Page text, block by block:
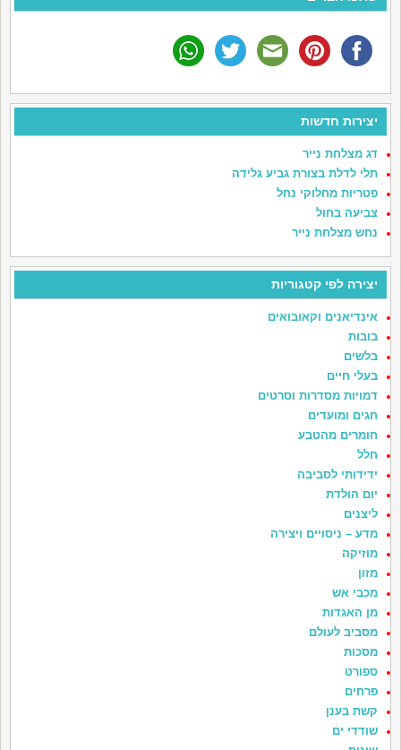
יצירות חדשות
דג מצלחת נייר
תלי לדלת בצורת גביע גלידה
פטריות מחלוקי נחל
צביעה בחול
נחש מצלחת נייר
יצירה לפי קטגוריות
אינדיאנים וקאובואים
בובות
בלשים
בעלי חיים
דמויות מסדרות וסרטים
חגים ומועדים
חומרים מהטבע
חלל
ידידותי לסביבה
יום הולדת
ליצנים
מדע – ניסויים ויצירה
מוזיקה
מזון
מכבי אש
מן האגדות
מסביב לעולם
מסכות
ספורט
פרחים
קשת בענן
שודדי ים